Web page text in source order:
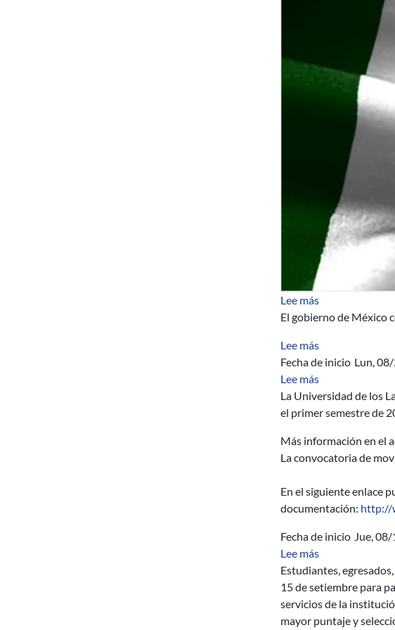
Lee mássobre Premio
El gobierno de México
Lee mássobre
Fecha de inicio Lun,
Lee mássobre
La Universidad de los
el primer semestre de
Más información en el
La convocatoria de
En el siguiente enlace
documentación: http://
Fecha de inicio Jue,
Lee mássobre Concurso
Estudiantes,
15 de setiembre para
servicios de la
mayor puntaje y